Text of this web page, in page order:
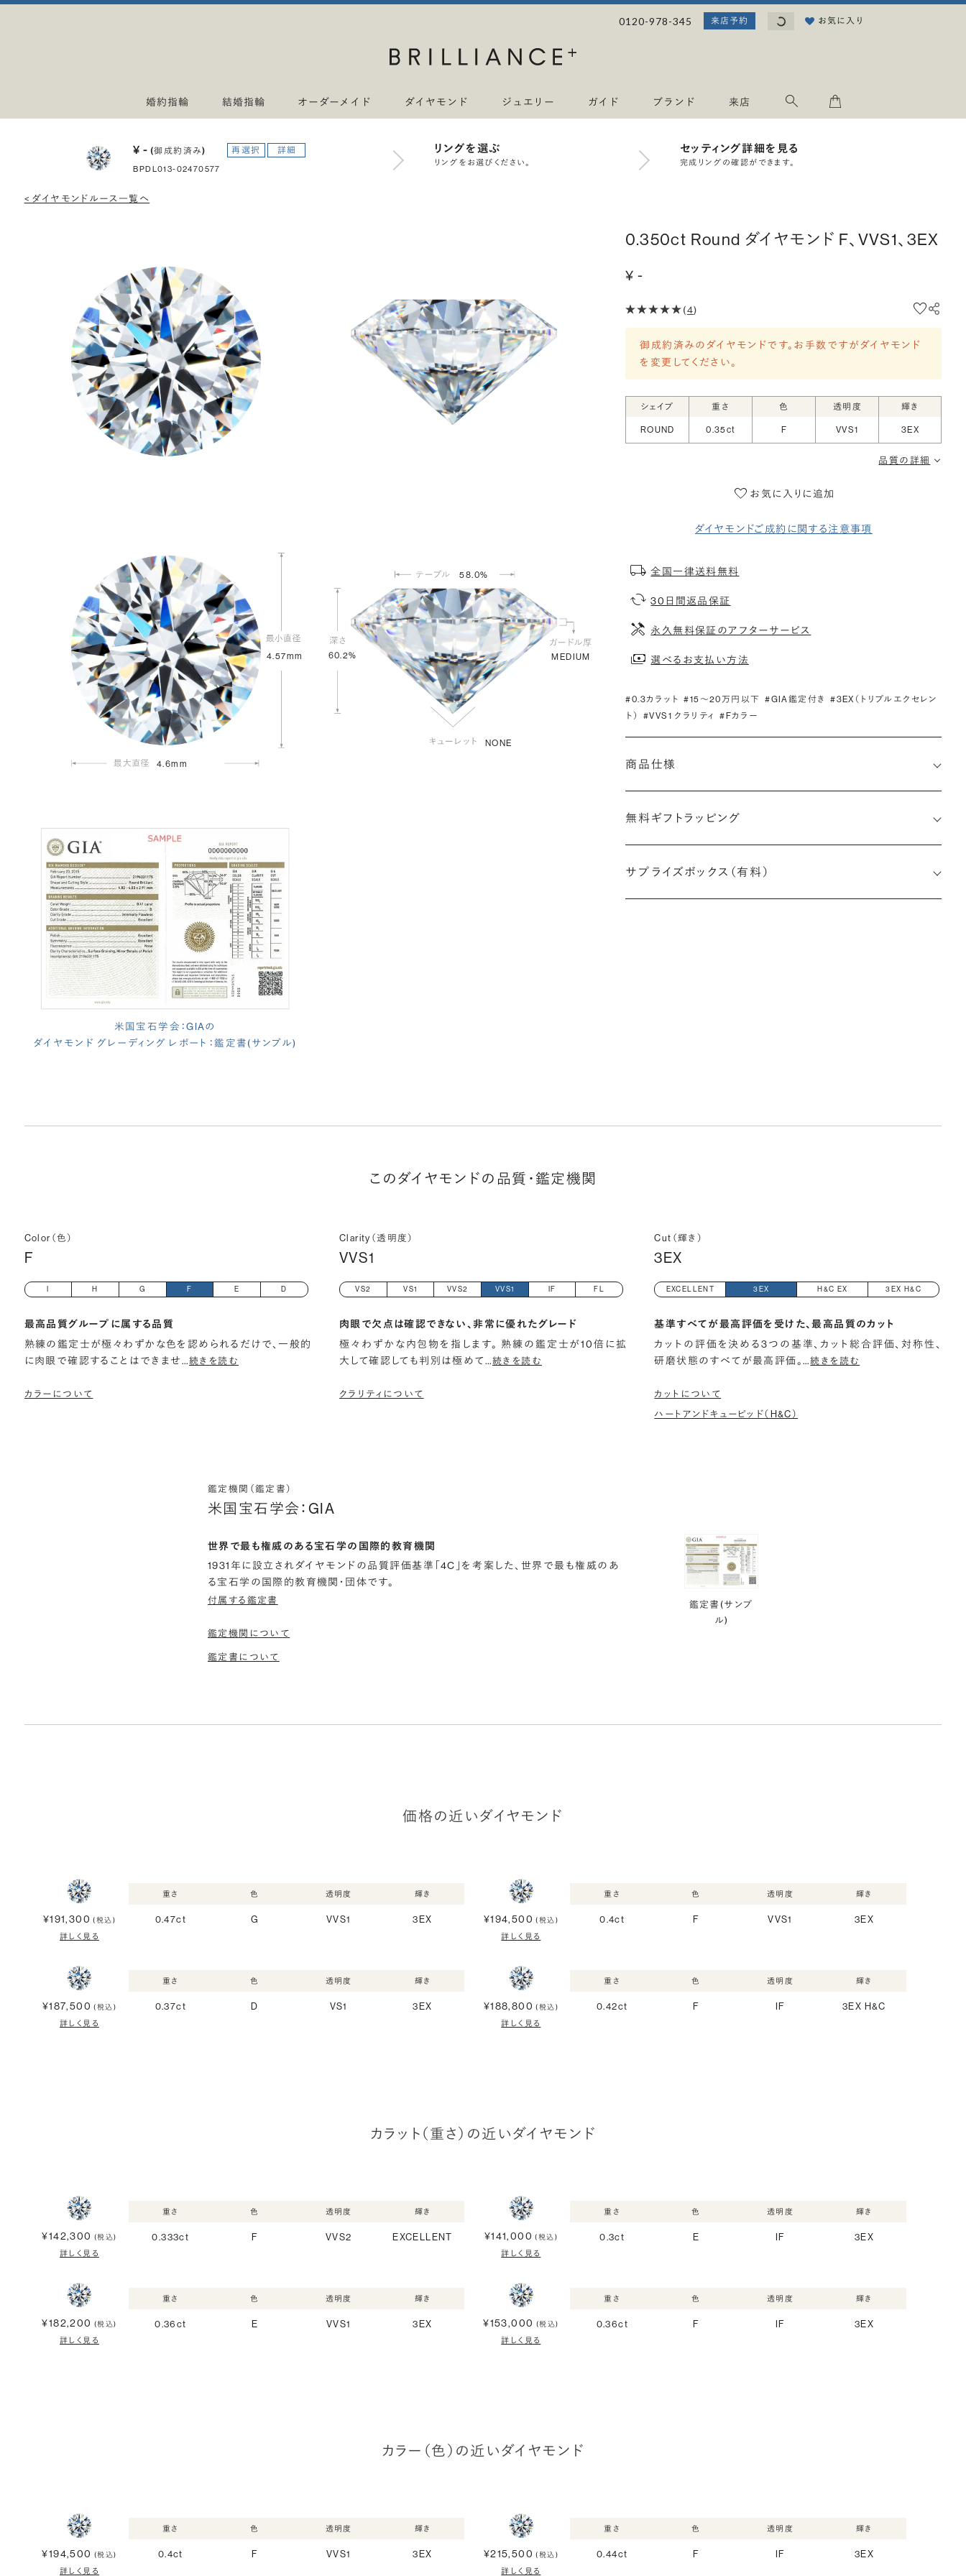
0120-978-345 来店予約 読み込み中...お気に入り
婚約指輪 結婚指輪 オーダーメイド ダイヤモンド ジュエリー ガイド ブランド 来店
¥ -(御成約済み) 再選択 詳細
BPDL013-02470577
リングを選ぶ
リングをお選びください。
セッティング詳細を見る
完成リングの確認ができます。
< ダイヤモンドルース一覧へ
4.57mm
4.6mm
60.2%
58.0%
MEDIUM
NONE
米国宝石学会：GIAの
ダイヤモンド グレーディング レポート：鑑定書(サンプル)
0.350ct Round ダイヤモンド F、VVS1、3EX
¥ -
(4)
御成約済みのダイヤモンドです。お手数ですがダイヤモンド
を変更してください。
シェイプ 重さ 色 透明度 輝き
ROUND 0.35ct F VVS1 3EX
品質の詳細
お気に入りに追加
ダイヤモンドご成約に関する注意事項
全国一律送料無料
30日間返品保証
永久無料保証のアフターサービス
選べるお支払い方法
#0.3カラット #15〜20万円以下 #GIA鑑定付き
#3EX（トリプルエクセレン
ト）
#VVS1 クラリティ #Fカラー
商品仕様
(最小直径-最大直径×深さ)
無料ギフトラッピング
サプライズボックス（有料）
このダイヤモンドの品質・鑑定機関
Color（色）
F
H G F E D
最高品質グループに属する品質
熟練の鑑定士が極々わずかな色を認められるだけで、一般的
に肉眼で確認することはできませ…続きを読む
カラーについて
Clarity（透明度）
VVS1
VS2 VS1 VVS2 VVS1 IF FL
肉眼で欠点は確認できない、非常に優れたグレード
極々わずかな内包物を指します。 熟練の鑑定士が10倍に拡
大して確認しても判別は極めて…続きを読む
クラリティについて
Cut（輝き）
3EX
EXCELLENT 3EX H&C EX 3EX H&C
基準すべてが最高評価を受けた、最高品質のカット
カットの評価を決める3つの基準、カット総合評価、対称性、
研磨状態のすべてが最高評価。…続きを読む
カットについて
ハートアンドキューピッド（H&C）
鑑定機関（鑑定書）
米国宝石学会：GIA
世界で最も権威のある宝石学の国際的教育機関
1931年に設立されダイヤモンドの品質評価基準「4C」を考案した、世界で最も権威のあ
る宝石学の国際的教育機関・団体です。
付属する鑑定書
鑑定機関について
鑑定書について
鑑定書(サンプ
ル)
価格の近いダイヤモンド
¥191,300 (税込)
詳しく見る
重さ
0.47ct
色
G
透明度
VVS1
輝き
3EX ¥194,500 (税込)
詳しく見る
重さ
0.4ct
色
F
透明度
VVS1
輝き
3EX
¥187,500 (税込)
詳しく見る
重さ
0.37ct
色
D
透明度
VS1
輝き
3EX ¥188,800 (税込)
詳しく見る
重さ
0.42ct
色
F
透明度
IF
輝き
3EX H&C
カラット（重さ）の近いダイヤモンド
¥142,300 (税込)
詳しく見る
重さ
0.333ct
色
F
透明度
VVS2
輝き
EXCELLENT ¥141,000 (税込)
詳しく見る
重さ
0.3ct
色
E
透明度
IF
輝き
3EX
¥182,200 (税込)
詳しく見る
重さ
0.36ct
色
E
透明度
VVS1
輝き
3EX ¥153,000 (税込)
詳しく見る
重さ
0.36ct
色
F
透明度
IF
輝き
3EX
カラー（色）の近いダイヤモンド
¥194,500 (税込)
詳しく見る
重さ
0.4ct
色
F
透明度
VVS1
輝き
3EX ¥215,500 (税込)
詳しく見る
重さ
0.44ct
色
F
透明度
IF
輝き
3EX